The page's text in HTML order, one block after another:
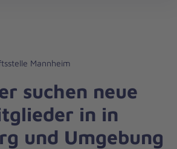
Mannheim
suchen neue
in in
und Umgebung